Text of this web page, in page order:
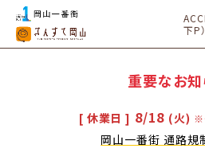
下P）
重要なお知
[ 休業日 ] 8/18 (火) ※
岡山一番街 通路規